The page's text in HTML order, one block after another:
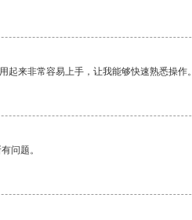
起来非常容易上手，让我能够快速熟悉操作
问题。